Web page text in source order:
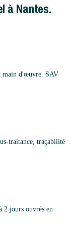
à Nantes.
main d'œuvre. SAV
traitance, traçabilité
2 jours ouvrés en